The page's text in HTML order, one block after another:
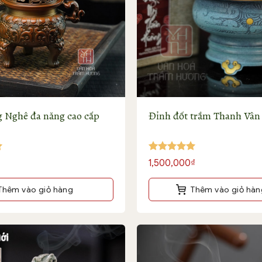
đa năng cao cấp
vào giỏ hàng
Đỉnh đốt trầm Thanh Vân
Được xếp
hạng 55
sao
1,500,000₫
Thêm vào giỏ